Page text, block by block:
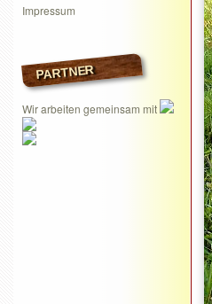
Impressum
PARTNER
Wir arbeiten gemeinsam mit